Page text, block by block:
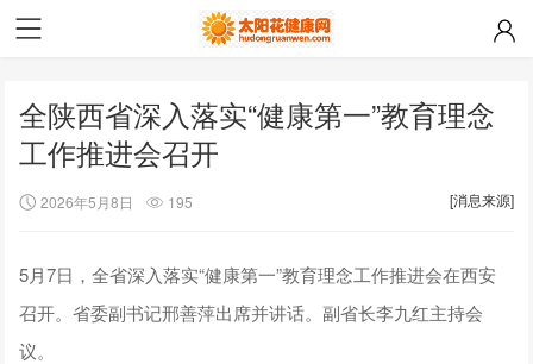
全陕西省深入落实“健康第一”教育理念
工作推进会召开
2026年5月8日 195 [消息来源]
5月7日，全省深入落实“健康第一”教育理念工作推进会在西安
召开。省委副书记邢善萍出席并讲话。副省长李九红主持会
议。